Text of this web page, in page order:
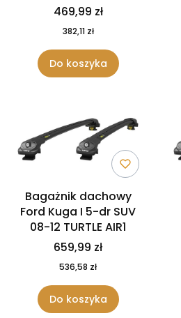
469,99 zł
382,11 zł
Do koszyka
Bagażnik dachowy
Ford Kuga I 5-dr SUV
08-12 TURTLE AIR1
659,99 zł
536,58 zł
Do koszyka